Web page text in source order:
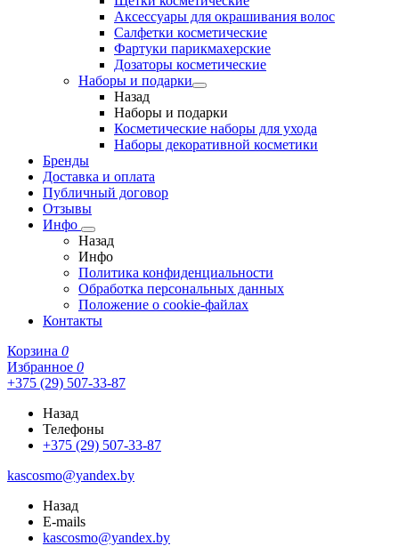
Аксессуары для окрашивания волос
Салфетки косметические
Фартуки парикмахерские
Дозаторы косметические
Наборы и подарки
Назад
Наборы и подарки
Косметические наборы для ухода
Наборы декоративной косметики
Бренды
Доставка и оплата
Публичный договор
Отзывы
Инфо
Назад
Инфо
Политика конфиденциальности
Обработка персональных данных
Положение о cookie-файлах
Контакты
Корзина 0
Избранное 0
+375 (29) 507-33-87
Назад
Телефоны
+375 (29) 507-33-87
kascosmo@yandex.by
Назад
E-mails
kascosmo@yandex.by